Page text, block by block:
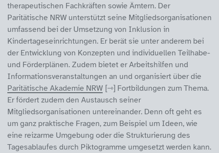
therapeutischen Fachkräften sowie Ämtern. Der
Paritätische NRW unterstützt seine Mitgliedsorganisationen
umfassend bei der Umsetzung von Inklusion in
Kindertageseinrichtungen. Er berät sie unter anderem bei
der Entwicklung von Konzepten und individuellen Teilhabe-
und Förderplänen. Zudem bietet er Arbeitshilfen und
Informationsveranstaltungen an und organisiert über die
Paritätische Akademie NRW
Fortbildungen zum Thema.
Er fördert zudem den Austausch seiner
Mitgliedsorganisationen untereinander. Denn oft geht es
um ganz praktische Fragen, zum Beispiel um Ideen, wie
eine reizarme Umgebung oder die Strukturierung des
Tagesablaufes durch Piktogramme umgesetzt werden kann.